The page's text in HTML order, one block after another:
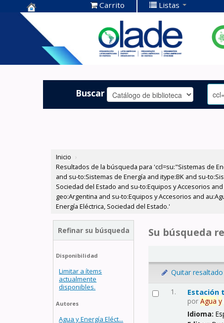
Centro de
Documentación
OLADE -
Carrito Listas
Buscar
Inicio ›
Resultados de la búsqueda para 'ccl=su:"Sistemas de
and su-to:Sistemas de Energía and itype:BK and su-
Sociedad del Estado and su-to:Equipos y Accesorios
geo:Argentina and su-to:Equipos y Accesorios and
Energía Eléctrica, Sociedad del Estado.'
Refinar su búsqueda
Disponibilidad
Limitar a ítems
actualmente
disponibles.
Autores
Agua y Energía Eléct...
Su búsqueda
Quitar resaltado
1. Estación
porAgua y
Idioma: